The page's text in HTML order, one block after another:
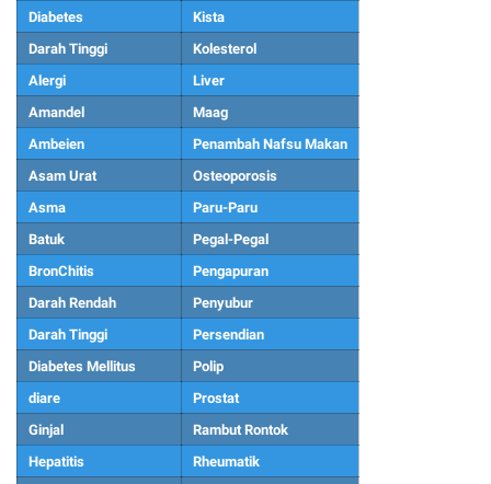
Diabetes
Kista
Darah Tinggi
Kolesterol
Alergi
Liver
Amandel
Maag
Ambeien
Penambah Nafsu Makan
Asam Urat
Osteoporosis
Asma
Paru-Paru
Batuk
Pegal-Pegal
BronChitis
Pengapuran
Darah Rendah
Penyubur
Darah Tinggi
Persendian
Diabetes Mellitus
Polip
diare
Prostat
Ginjal
Rambut Rontok
Hepatitis
Rheumatik